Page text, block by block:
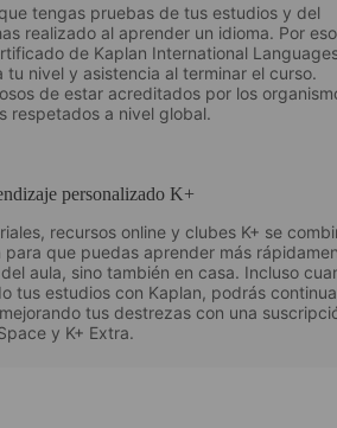
tengas pruebas de tus estudios y del
realizado al aprender un idioma. Por eso
de Kaplan International
tu nivel y asistencia al terminar el curso.
de estar acreditados por los
respetados a nivel global.
personalizado K+
recursos online y clubes K+ se
para que puedas aprender más
aula, sino también en casa. Incluso
tus estudios con Kaplan, podrás
tus destrezas con una
y K+ Extra.